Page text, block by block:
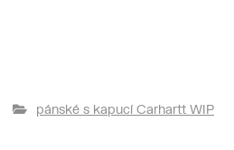
pánské s kapucí Carhartt WIP